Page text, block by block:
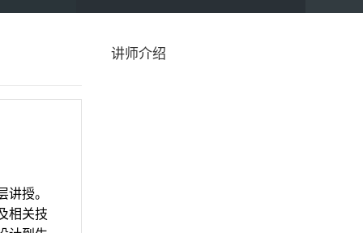
录播 无底柱分段崩落法 (1)
授。
相关技
讲师介绍